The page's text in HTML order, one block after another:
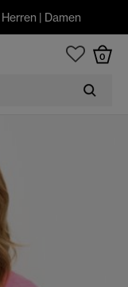
Herren | Damen
0